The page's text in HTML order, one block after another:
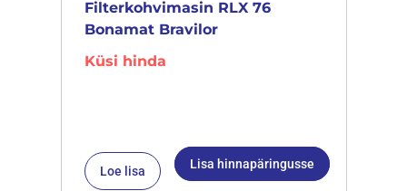
Filterkohvimasin RLX 76
Bonamat Bravilor
Küsi hinda
Loe lisa Lisa hinnapäringusse